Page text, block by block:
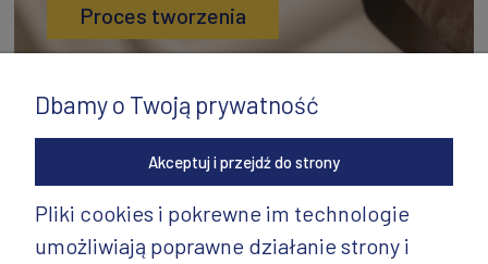
Proces tworzenia
INFORMACJE
Dbamy o Twoją prywatność
Akceptuj i przejdź do strony
Pliki cookies i pokrewne im technologie
umożliwiają poprawne działanie strony i